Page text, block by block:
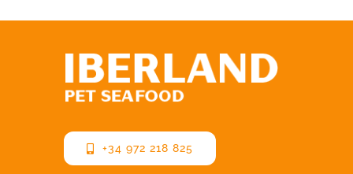
+34 972 218 825